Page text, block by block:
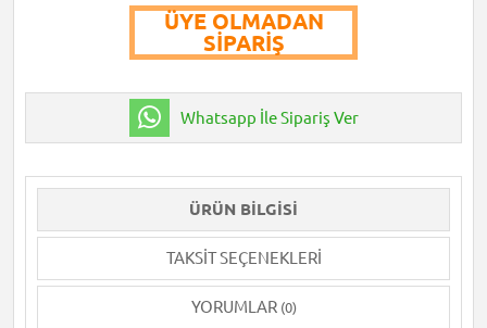
ÜYE OLMADAN
SIPARIŞ
Whatsapp İle Sipariş Ver
ÜRÜN BILGISI
TAKSIT SEÇENEKLERI
YORUMLAR (0)